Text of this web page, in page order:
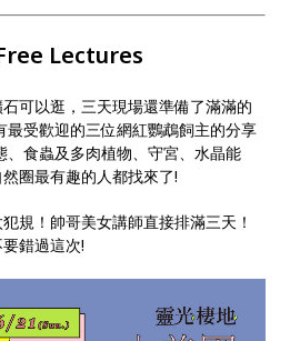
Lectures
可以逛，三天現場還準備了滿滿的
最受歡迎的三位網紅鸚鵡飼主的分享
、食蟲及多肉植物、守宮、水晶能
圈最有趣的人都找來了!
規！帥哥美女講師直接排滿三天！
錯過這次!